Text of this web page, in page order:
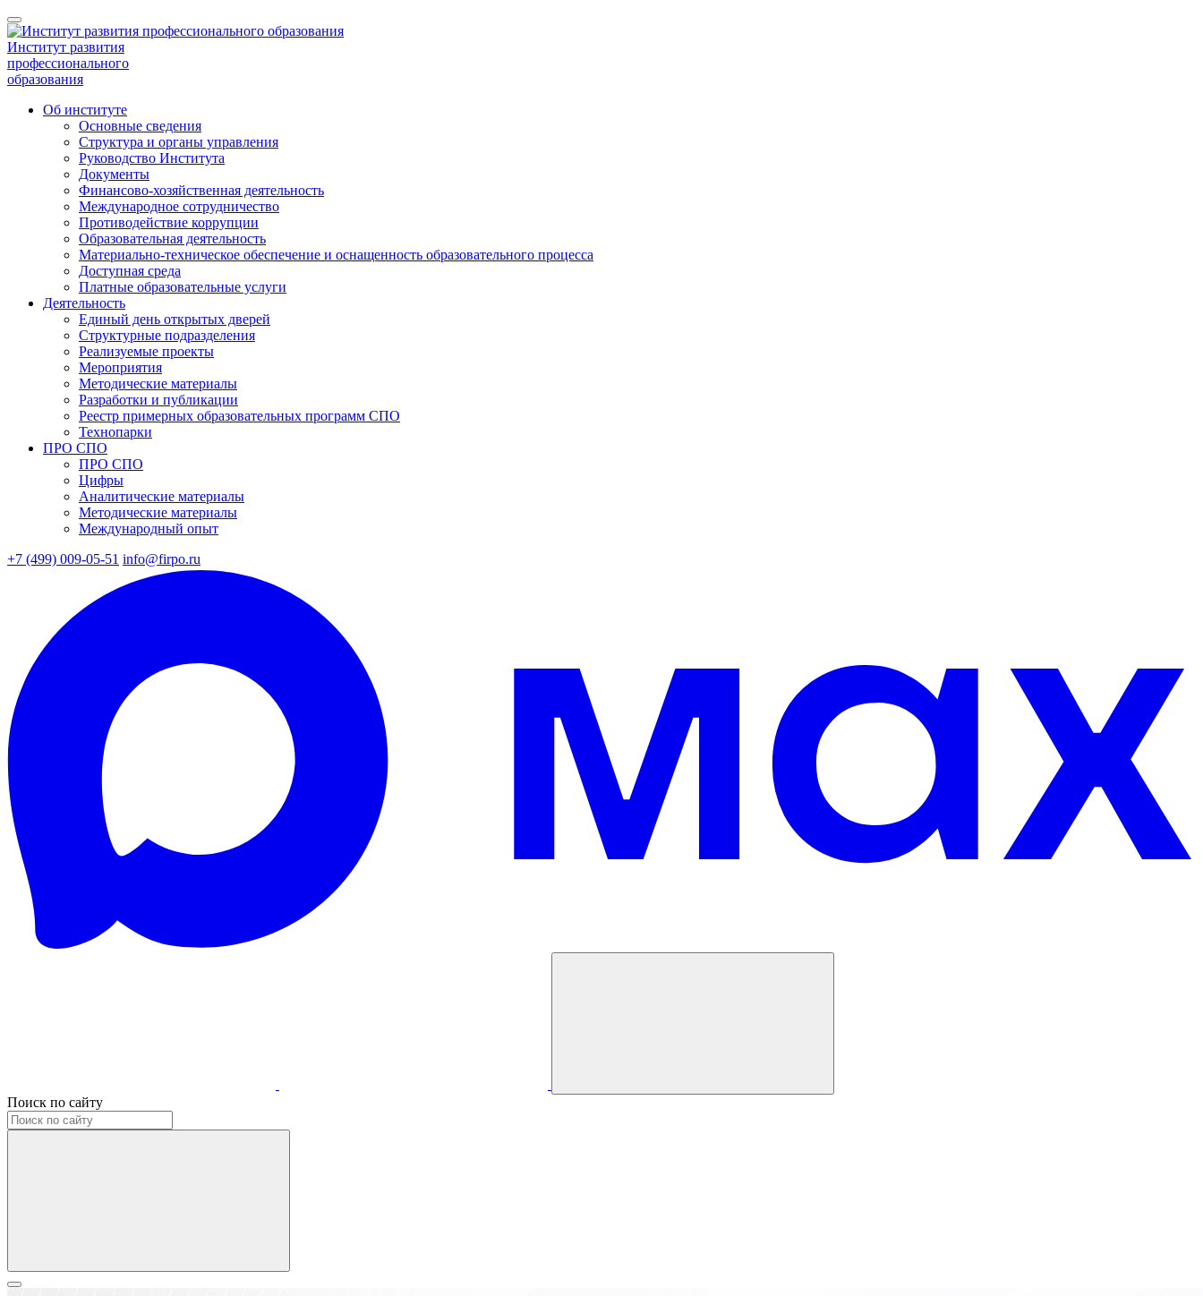
Институт развития
профессионального
образования
Об институте
Основные сведения
Структура и органы управления
Руководство Института
Документы
Финансово-хозяйственная деятельность
Международное сотрудничество
Противодействие коррупции
Образовательная деятельность
Материально-техническое обеспечение и оснащенность образовательного процесса
Доступная среда
Платные образовательные услуги
Деятельность
Единый день открытых дверей
Структурные подразделения
Реализуемые проекты
Мероприятия
Методические материалы
Разработки и публикации
Реестр примерных образовательных программ СПО
Технопарки
ПРО СПО
ПРО СПО
Цифры
Аналитические материалы
Методические материалы
Международный опыт
+7 (499) 009-05-51 info@firpo.ru
Поиск по сайту